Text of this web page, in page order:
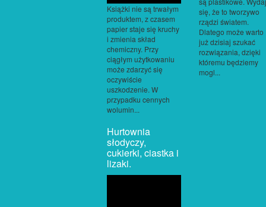
Książki nie są trwałym
produktem, z czasem
papier staje się kruchy
i zmienia skład
chemiczny. Przy
ciągłym użytkowaniu
może zdarzyć się
oczywiście
uszkodzenie. W
przypadku cennych
wolumin...
się, że to tworzywo
rządzi światem.
Dlatego może warto
już dzisiaj szukać
rozwiązania, dzięki
któremu będziemy
mogl...
Hurtownia
słodyczy,
cukierki, ciastka i
lizaki.